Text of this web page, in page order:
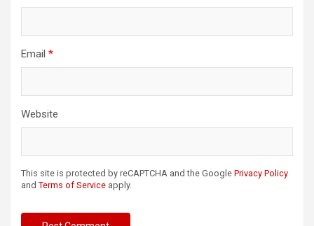
Email *
Website
This site is protected by reCAPTCHA and the Google Privacy Policy
and Terms of Service apply.